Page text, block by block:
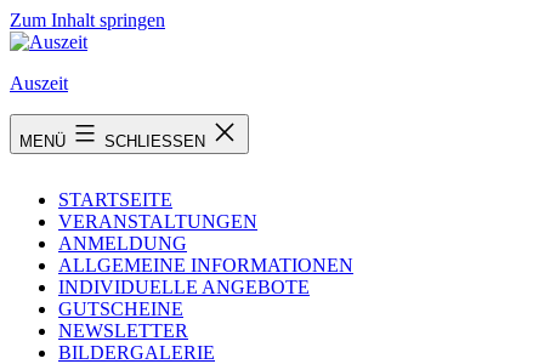
Zum Inhalt springen
Auszeit
MENÜ SCHLIESSEN
STARTSEITE
VERANSTALTUNGEN
ANMELDUNG
ALLGEMEINE INFORMATIONEN
INDIVIDUELLE ANGEBOTE
GUTSCHEINE
NEWSLETTER
BILDERGALERIE